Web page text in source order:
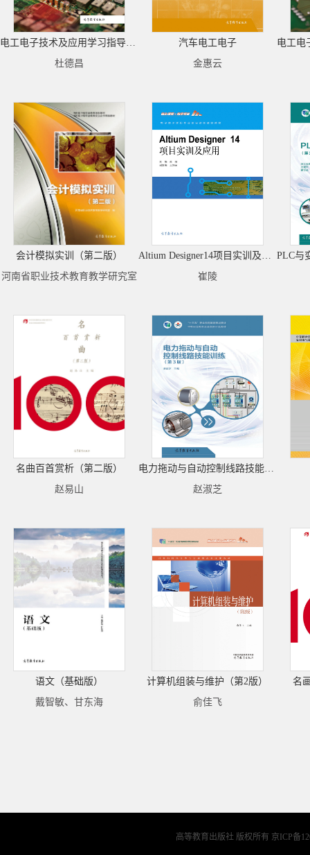
电工电子技术及应用学习指导与练习（第3版）
杜德昌
汽车电工电子
金惠云
会计模拟实训（第二版）
河南省职业技术教育教学研究室
Altium Designer14项目实训及应用
崔陵
名曲百首赏析（第二版）
赵易山
电力拖动与自动控制线路技能训练（第3版）
赵淑芝
语文（基础版）
戴智敏、甘东海
计算机组装与维护（第2版）
俞佳飞
名
高等教育出版社 版权所有 京ICP备